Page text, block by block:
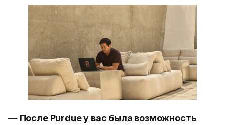
— После Purdue у вас была возможность